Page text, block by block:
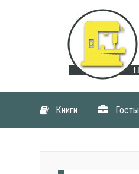
Книги Госты